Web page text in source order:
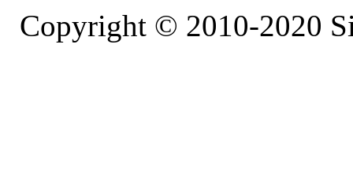
Copyright © 2010-2020